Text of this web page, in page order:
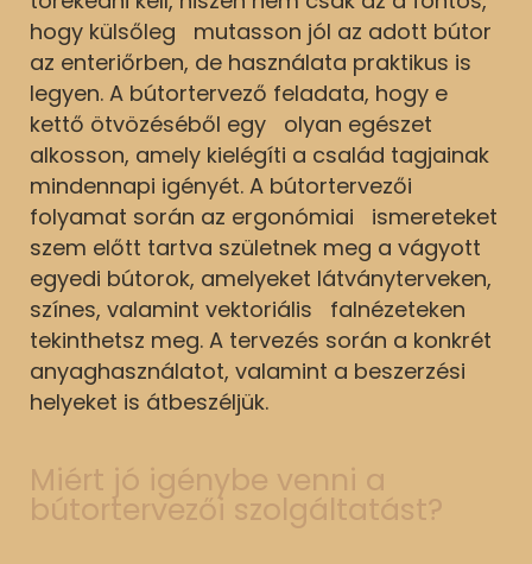
hogy külsőleg mutasson jól az adott bútor
az enteriőrben, de használata praktikus is
legyen. A bútortervező feladata, hogy e
kettő ötvözéséből egy olyan egészet
alkosson, amely kielégíti a család tagjainak
mindennapi igényét. A bútortervezői
folyamat során az ergonómiai ismereteket
szem előtt tartva születnek meg a vágyott
egyedi bútorok, amelyeket látványterveken,
színes, valamint vektoriális falnézeteken
tekinthetsz meg. A tervezés során a konkrét
anyaghasználatot, valamint a beszerzési
helyeket is átbeszéljük.
Miért jó igénybe venni a
bútortervezői szolgáltatást?